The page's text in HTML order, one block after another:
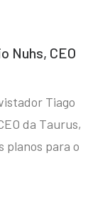
Nuhs, CEO
Tiago
da Taurus,
planos para o